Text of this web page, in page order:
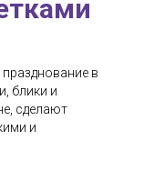
в
блики и
сделают
и